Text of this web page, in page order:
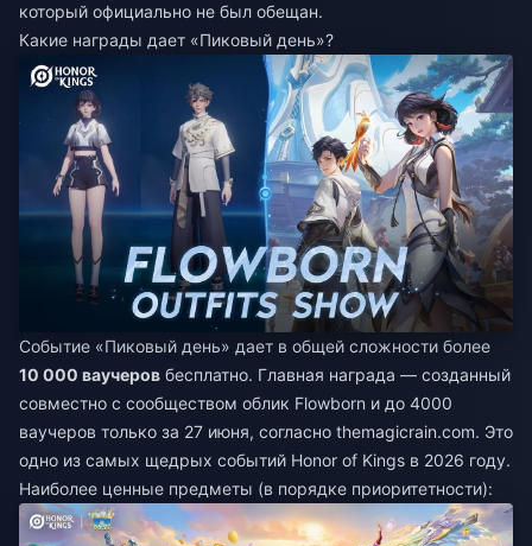
который официально не был обещан.
Какие награды дает «Пиковый день»?
Событие «Пиковый день» дает в общей сложности более
10 000 ваучеров бесплатно. Главная награда — созданный
совместно с сообществом облик Flowborn и до 4000
ваучеров только за 27 июня, согласно themagicrain.com. Это
одно из самых щедрых событий Honor of Kings в 2026 году.
Наиболее ценные предметы (в порядке приоритетности):